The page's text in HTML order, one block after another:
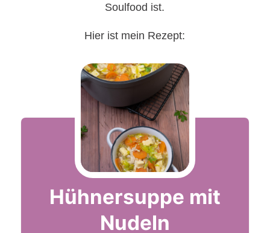
Soulfood ist.
Hier ist mein Rezept:
Hühnersuppe mit
Nudeln